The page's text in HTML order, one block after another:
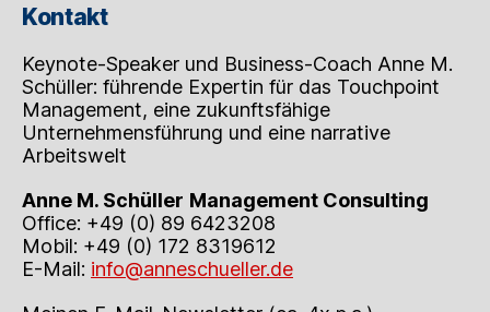
Kontakt
Keynote-Speaker und Business-Coach Anne M.
Schüller: führende Expertin für das Touchpoint
Management, eine zukunftsfähige
Unternehmensführung und eine narrative
Arbeitswelt
Anne M. Schüller Management Consulting
Office: +49 (0) 89 6423208
Mobil: +49 (0) 172 8319612
E-Mail: info@anneschueller.de